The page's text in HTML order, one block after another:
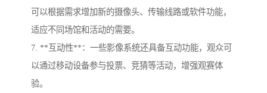
可以根据需求增加新的摄像头、传输线路或软件功能，
适应不同场馆和活动的需要。
7. **互动性**：一些影像系统还具备互动功能，观众可
以通过移动设备参与投票、竞猜等活动，增强观赛体
验。